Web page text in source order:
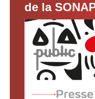
de la